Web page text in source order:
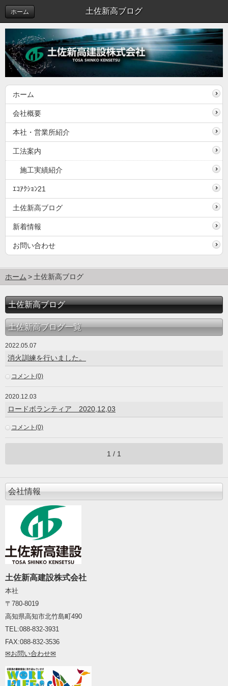
土佐新高ブログ
ホーム
ホーム
会社概要
本社・営業所紹介
工法案内
施工実績紹介
ｴｺｱｸｼｮﾝ21
土佐新高ブログ
新着情報
お問い合わせ
ホーム 土佐新高ブログ
土佐新高ブログ
土佐新高ブログ一覧
2022.05.07
消火訓練を行いました。
コメント(0)
2020.12.03
ロードボランティア 2020,12,03
コメント(0)
1 / 1
会社情報
土佐新高建設株式会社
本社
〒780-8019
高知県高知市北竹島町490
TEL:088-832-3931
FAX:088-832-3536
✉お問い合わせ✉